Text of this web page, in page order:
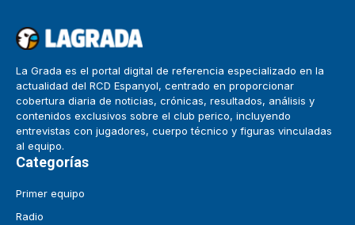
La Grada es el portal digital de referencia especializado en la
actualidad del RCD Espanyol, centrado en proporcionar
cobertura diaria de noticias, crónicas, resultados, análisis y
contenidos exclusivos sobre el club perico, incluyendo
entrevistas con jugadores, cuerpo técnico y figuras vinculadas
al equipo.
Categorías
Primer equipo
Radio